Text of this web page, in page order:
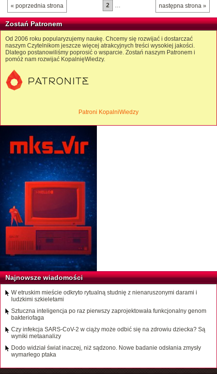
« poprzednia strona następna strona »
2
Zostań Patronem
Od 2006 roku popularyzujemy naukę. Chcemy się rozwijać i dostarczać
naszym Czytelnikom jeszcze więcej atrakcyjnych treści wysokiej jakości.
Dlatego postanowiliśmy poprosić o wsparcie. Zostań naszym Patronem i
pomóż nam rozwijać KopalnięWiedzy.
Patroni KopalniWiedzy
Najnowsze wiadomości
W etruskim mieście odkryto rytualną studnię z nienaruszonymi darami i
ludzkimi szkieletami
Sztuczna inteligencja po raz pierwszy zaprojektowała funkcjonalny genom
bakteriofaga
Czy infekcja SARS-CoV-2 w ciąży może odbić się na zdrowiu dziecka? Są
wyniki metaanalizy
Dodo widział świat inaczej, niż sądzono. Nowe badanie odsłania zmysły
wymarłego ptaka